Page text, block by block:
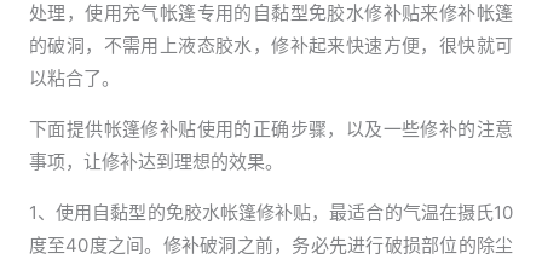
处理，使用充气帐篷专用的自黏型免胶水修补贴来修补帐篷
的破洞，不需用上液态胶水，修补起来快速方便，很快就可
以粘合了。
下面提供帐篷修补贴使用的正确步骤，以及一些修补的注意
事项，让修补达到理想的效果。
1、使用自黏型的免胶水帐篷修补贴，最适合的气温在摄氏10
度至40度之间。修补破洞之前，务必先进行破损部位的除尘